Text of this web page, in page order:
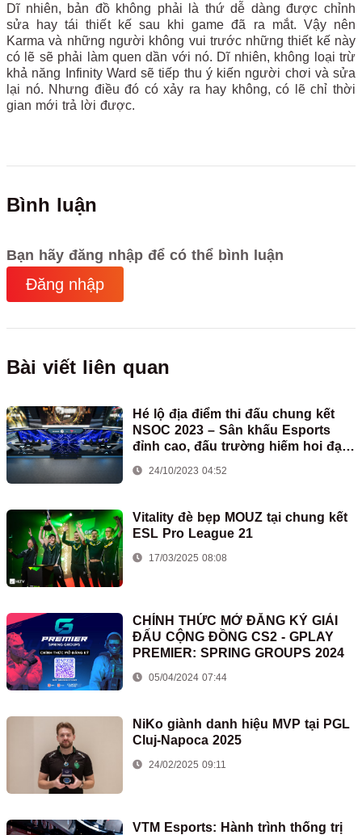
Dĩ nhiên, bản đồ không phải là thứ dễ dàng được chỉnh
sửa hay tái thiết kế sau khi game đã ra mắt. Vậy nên
Karma và những người không vui trước những thiết kế này
có lẽ sẽ phải làm quen dần với nó. Dĩ nhiên, không loại trừ
khả năng Infinity Ward sẽ tiếp thu ý kiến người chơi và sửa
lại nó. Nhưng điều đó có xảy ra hay không, có lẽ chỉ thời
gian mới trả lời được.
Bình luận
Bạn hãy đăng nhập để có thể bình luận
Đăng nhập
Bài viết liên quan
Hé lộ địa điểm thi đấu chung kết
NSOC 2023 – Sân khấu Esports
đỉnh cao, đấu trường hiếm hoi đạt
chuẩn quốc tế tại Việt Nam
24/10/2023 04:52
Vitality đè bẹp MOUZ tại chung kết
ESL Pro League 21
17/03/2025 08:08
CHÍNH THỨC MỞ ĐĂNG KÝ GIẢI
ĐẤU CỘNG ĐỒNG CS2 - GPLAY
PREMIER: SPRING GROUPS 2024
05/04/2024 07:44
NiKo giành danh hiệu MVP tại PGL
Cluj-Napoca 2025
24/02/2025 09:11
VTM Esports: Hành trình thống trị